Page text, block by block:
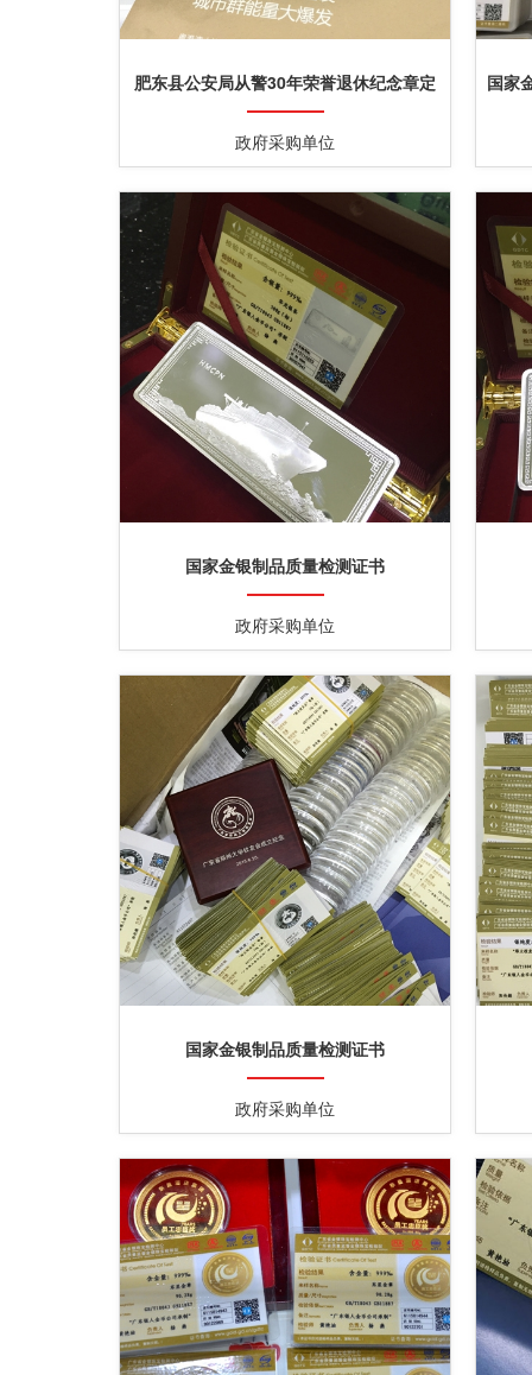
肥东县公安局从警30年荣誉退休纪念章定
制金银纪念章定制检测证书
政府采购单位
国家
国家金银制品质量检测证书
政府采购单位
国家金银制品质量检测证书
政府采购单位